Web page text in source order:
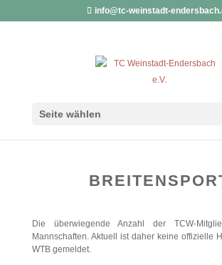
info@tc-weinstadt-
Seite wählen
Die überwiegende Anzahl der TCW-
Mannschaften. Aktuell ist daher keine offizielle
WTB gemeldet.